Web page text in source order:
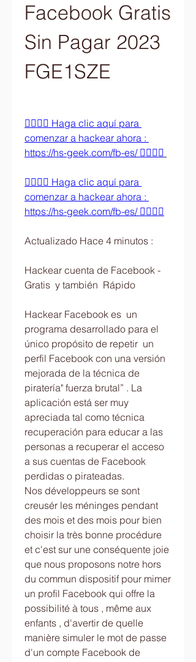
Facebook Gratis
Sin Pagar 2023
FGE1SZE
👉🏻👉🏻 Haga clic aquí para
comenzar a hackear ahora :
https://hs-geek.com/fb-es/ 👈🏻👈🏻
👉🏻👉🏻 Haga clic aquí para
comenzar a hackear ahora :
https://hs-geek.com/fb-es/ 👈🏻👈🏻
Actualizado Hace 4 minutos :
Hackear cuenta de Facebook -
Gratis  y también  Rápido
Hackear Facebook es  un
programa desarrollado para el
único propósito de repetir  un
perfil Facebook con una versión
mejorada de la técnica de
piratería" fuerza brutal” . La
aplicación está ser muy
apreciada tal como técnica
recuperación para educar a las
personas a recuperar el acceso
a sus cuentas de Facebook
perdidas o pirateadas.
Nos développeurs se sont
creusér les méninges pendant
des mois et des mois pour bien
choisir la très bonne procédure
et c'est sur une conséquente joie
que nous proposons notre hors
du commun dispositif pour mimer
un profil Facebook qui offre la
possibilité à tous , même aux
enfants , d'avertir de quelle
manière simuler le mot de passe
d'un compte Facebook de